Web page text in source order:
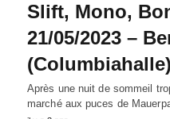
Slift, Mono,
21/05/2023 –
(Columbiahalle)
Après une nuit de sommeil
marché aux puces de